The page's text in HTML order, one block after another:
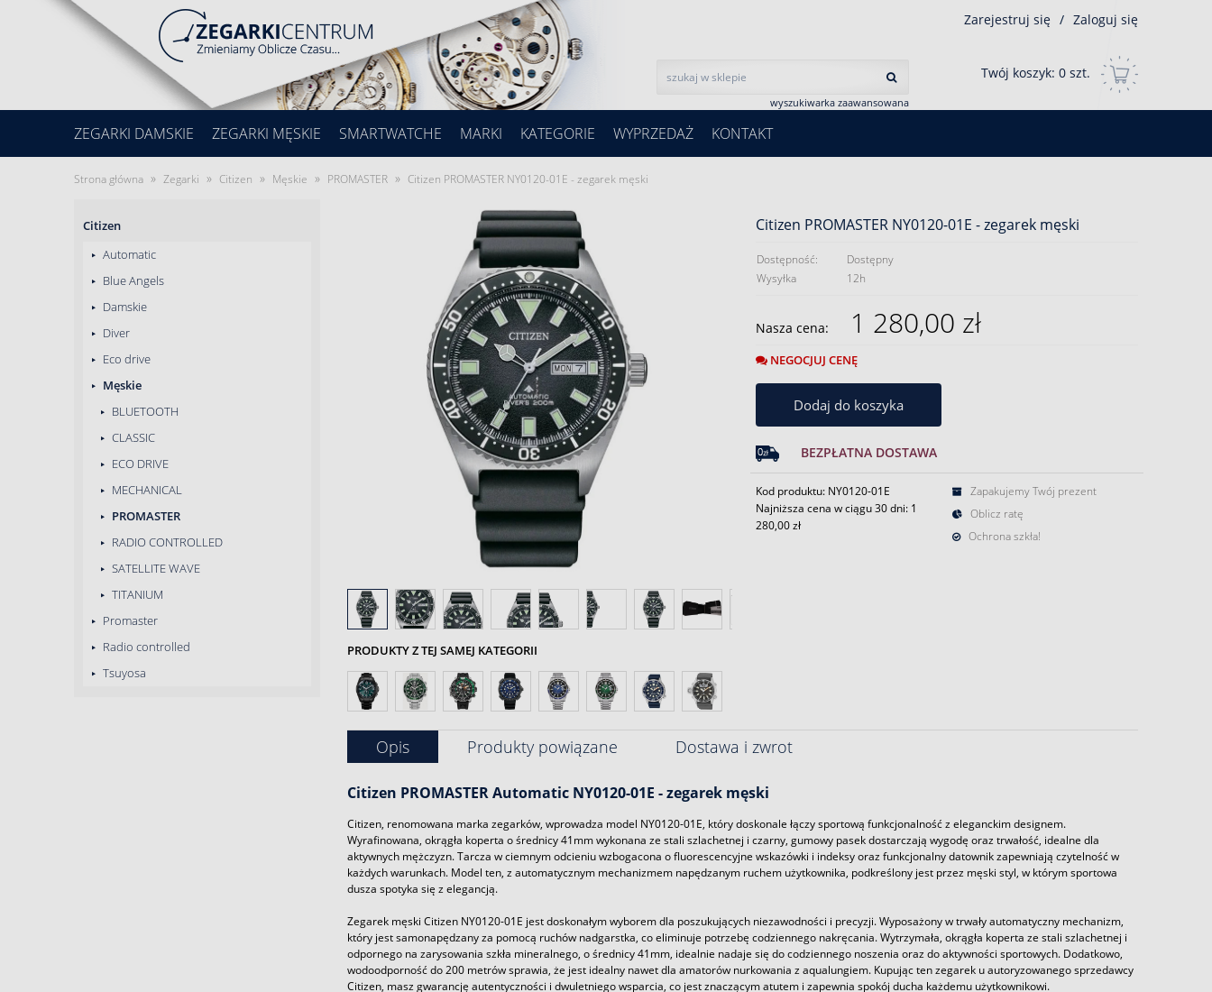
wyszukiwarka zaawansowana
Zarejestruj się / Zaloguj się
Twój koszyk: 0 szt.
ZEGARKI DAMSKIE ZEGARKI MĘSKIE SMARTWATCHE MARKI KATEGORIE WYPRZEDAŻ KONTAKT
Strona główna » Zegarki » Citizen » Męskie » PROMASTER » Citizen PROMASTER NY0120-01E - zegarek męski
Citizen
Automatic
Blue Angels
Damskie
Diver
Eco drive
Męskie
BLUETOOTH
CLASSIC
ECO DRIVE
MECHANICAL
PROMASTER
RADIO CONTROLLED
SATELLITE WAVE
TITANIUM
Promaster
Radio controlled
Tsuyosa
PRODUKTY Z TEJ SAMEJ KATEGORII
Citizen PROMASTER NY0120-01E - zegarek męski
Dostępność:
Dostępny
Wysyłka
12h
Nasza cena: 1 280,00 zł
NEGOCJUJ CENĘ
Dodaj do koszyka
BEZPŁATNA DOSTAWA
Kod produktu: NY0120-01E
Najniższa cena w ciągu 30 dni: 1
280,00 zł
Zapakujemy Twój prezent
Oblicz ratę
Ochrona szkła!
Opis Produkty powiązane Dostawa i zwrot
Citizen PROMASTER Automatic NY0120-01E -zegarek męski
Citizen, renomowana marka zegarków, wprowadza model NY0120-01E, który doskonale łączy sportową funkcjonalność z eleganckim designem.
Wyrafinowana, okrągła koperta o średnicy 41mm wykonana ze stali szlachetnej i czarny, gumowy pasek dostarczają wygodę oraz trwałość, idealne dla
aktywnych mężczyzn. Tarcza w ciemnym odcieniu wzbogacona o fluorescencyjne wskazówki i indeksy oraz funkcjonalny datownik zapewniają czytelność w
każdych warunkach. Model ten, z automatycznym mechanizmem napędzanym ruchem użytkownika, podkreślony jest przez męski styl, w którym sportowa
dusza spotyka się z elegancją.
Zegarek męski Citizen NY0120-01E jest doskonałym wyborem dla poszukujących niezawodności i precyzji. Wyposażony w trwały automatyczny mechanizm,
który jest samonapędzany za pomocą ruchów nadgarstka, co eliminuje potrzebę codziennego nakręcania. Wytrzymała, okrągła koperta ze stali szlachetnej i
odpornego na zarysowania szkła mineralnego, o średnicy 41mm, idealnie nadaje się do codziennego noszenia oraz do aktywności sportowych. Dodatkowo,
wodoodporność do 200 metrów sprawia, że jest idealny nawet dla amatorów nurkowania z aqualungiem. Kupując ten zegarek u autoryzowanego sprzedawcy
Citizen, masz gwarancję autentyczności i dwuletniego wsparcia, co jest znaczącym atutem i zapewnia spokój ducha każdemu użytkownikowi.